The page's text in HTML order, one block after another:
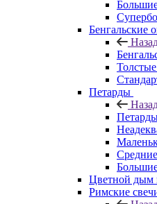
Бенгальские
Петарды
Средние
Цветной дым
Римские